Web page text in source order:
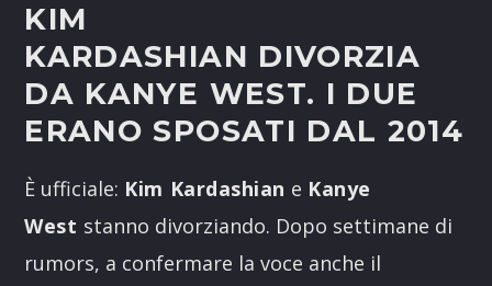
KIM
KARDASHIAN DIVORZIA
DA KANYE WEST. I DUE
ERANO SPOSATI DAL 2014
È ufficiale: Kim Kardashian e Kanye
West stanno divorziando. Dopo settimane di
rumors, a confermare la voce anche il